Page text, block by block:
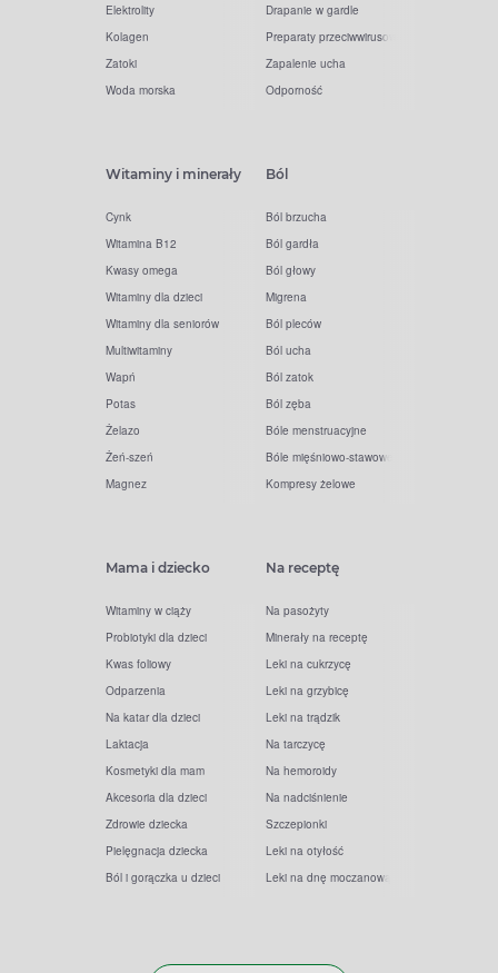
Elektrolity
Kolagen
Zatoki
Woda morska
Drapanie w gardle
Preparaty przeciwwirusowe
Zapalenie ucha
Odporność
Witaminy i minerały
Cynk
Witamina B12
Kwasy omega
Witaminy dla dzieci
Witaminy dla seniorów
Multiwitaminy
Wapń
Potas
Żelazo
Żeń-szeń
Magnez
Ból
Ból brzucha
Ból gardła
Ból głowy
Migrena
Ból pleców
Ból ucha
Ból zatok
Ból zęba
Bóle menstruacyjne
Bóle mięśniowo-stawowe
Kompresy żelowe
Mama i dziecko
Witaminy w ciąży
Probiotyki dla dzieci
Kwas foliowy
Odparzenia
Na katar dla dzieci
Laktacja
Kosmetyki dla mam
Akcesoria dla dzieci
Zdrowie dziecka
Pielęgnacja dziecka
Ból i gorączka u dzieci
Na receptę
Na pasożyty
Minerały na receptę
Leki na cukrzycę
Leki na grzybicę
Leki na trądzik
Na tarczycę
Na hemoroidy
Na nadciśnienie
Szczepionki
Leki na otyłość
Leki na dnę moczanową